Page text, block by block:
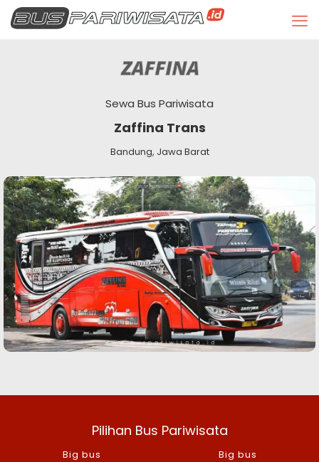
Sewa Bus Pariwisata
Zaffina Trans
Bandung, Jawa Barat
Pilihan Bus Pariwisata
Big bus Big bus